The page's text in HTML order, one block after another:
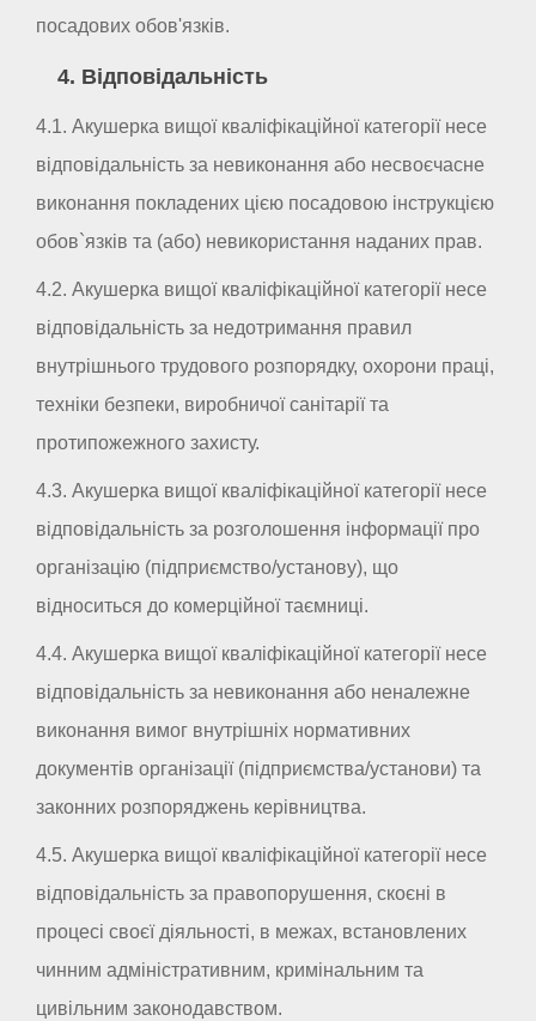
посадових обов'язків.
4. Відповідальність
4.1. Акушерка вищої кваліфікаційної категорії несе
відповідальність за невиконання або несвоєчасне
виконання покладених цією посадовою інструкцією
обов`язків та (або) невикористання наданих прав.
4.2. Акушерка вищої кваліфікаційної категорії несе
відповідальність за недотримання правил
внутрішнього трудового розпорядку, охорони праці,
техніки безпеки, виробничої санітарії та
протипожежного захисту.
4.3. Акушерка вищої кваліфікаційної категорії несе
відповідальність за розголошення інформації про
організацію (підприємство/установу), що
відноситься до комерційної таємниці.
4.4. Акушерка вищої кваліфікаційної категорії несе
відповідальність за невиконання або неналежне
виконання вимог внутрішніх нормативних
документів організації (підприємства/установи) та
законних розпоряджень керівництва.
4.5. Акушерка вищої кваліфікаційної категорії несе
відповідальність за правопорушення, скоєні в
процесі своєї діяльності, в межах, встановлених
чинним адміністративним, кримінальним та
цивільним законодавством.